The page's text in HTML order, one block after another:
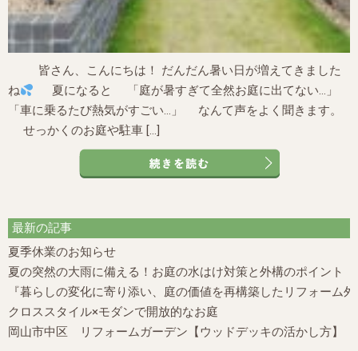
皆さん、こんにちは！ だんだん暑い日が増えてきました
ね
夏になると 「庭が暑すぎて全然お庭に出てない…」
「車に乗るたび熱気がすごい…」 なんて声をよく聞きます。
せっかくのお庭や駐車 […]
最新の記事
夏季休業のお知らせ
夏の突然の大雨に備える！お庭の水はけ対策と外構のポイント
『暮らしの変化に寄り添い、庭の価値を再構築したリフォーム
クロススタイル×モダンで開放的なお庭
岡山市中区 リフォームガーデン【ウッドデッキの活かし方】